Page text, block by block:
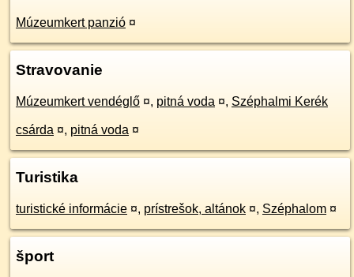
Múzeumkert panzió ¤
Stravovanie
Múzeumkert vendéglő ¤, pitná voda ¤, Széphalmi Kerék
csárda ¤, pitná voda ¤
Turistika
turistické informácie ¤, prístrešok, altánok ¤, Széphalom ¤
šport